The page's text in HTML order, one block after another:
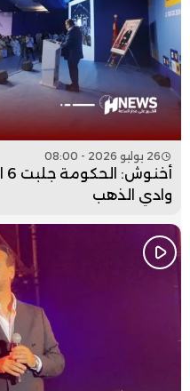
26 يوليو 2026 - 08:00
وادي الذهب